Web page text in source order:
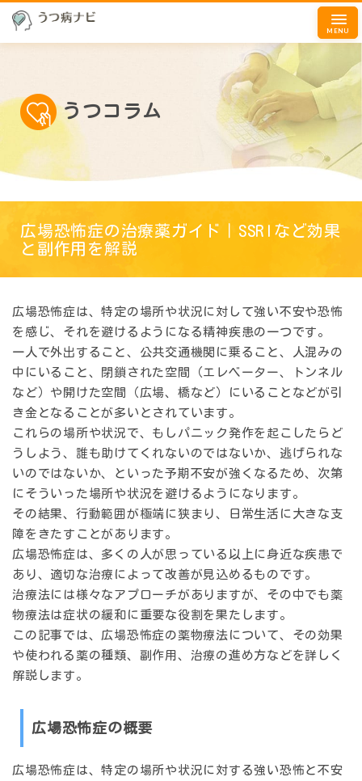
MENU
うつコラム
広場恐怖症の治療薬ガイド｜SSRIなど効果
と副作用を解説
広場恐怖症は、特定の場所や状況に対して強い不安や恐怖
を感じ、それを避けるようになる精神疾患の一つです。
一人で外出すること、公共交通機関に乗ること、人混みの
中にいること、閉鎖された空間（エレベーター、トンネル
など）や開けた空間（広場、橋など）にいることなどが引
き金となることが多いとされています。
これらの場所や状況で、もしパニック発作を起こしたらど
うしよう、誰も助けてくれないのではないか、逃げられな
いのではないか、といった予期不安が強くなるため、次第
にそういった場所や状況を避けるようになります。
その結果、行動範囲が極端に狭まり、日常生活に大きな支
障をきたすことがあります。
広場恐怖症は、多くの人が思っている以上に身近な疾患で
あり、適切な治療によって改善が見込めるものです。
治療法には様々なアプローチがありますが、その中でも薬
物療法は症状の緩和に重要な役割を果たします。
この記事では、広場恐怖症の薬物療法について、その効果
や使われる薬の種類、副作用、治療の進め方などを詳しく
解説します。
広場恐怖症の概要
広場恐怖症は、特定の場所や状況に対する強い恐怖と不安